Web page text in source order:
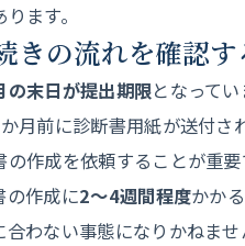
ます。
きの流れを確認す
の末日が提出期限となって
月前に診断書用紙が送付さ
作成を依頼することが重要
の作成に2〜4週間程度かか
合わない事態になりかねま